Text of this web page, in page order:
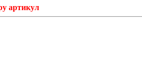
артикул